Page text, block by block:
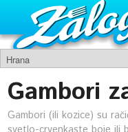
Gambori
Gambori (ili kozice) su